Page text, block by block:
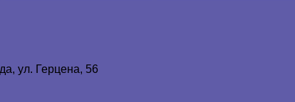
, ул. Герцена, 56